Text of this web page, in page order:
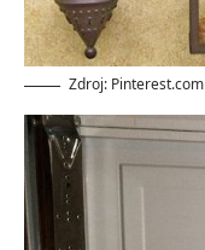
Zdroj: Pinterest.com